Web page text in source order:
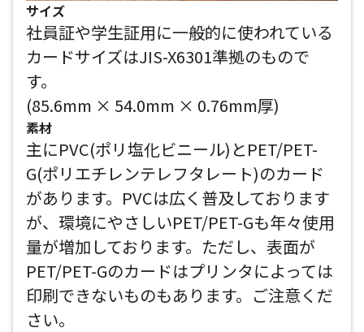
サイズ
社員証や学生証用に一般的に使われている
カードサイズはJIS-X6301準拠のもので
す。
(85.6mm × 54.0mm × 0.76mm厚)
素材
主にPVC(ポリ塩化ビニール)とPET/PET-
G(ポリエチレンテレフタレート)のカード
があります。PVCは広く普及しております
が、環境にやさしいPET/PET-Gも年々使用
量が増加しております。ただし、表面が
PET/PET-Gのカードはプリンタによっては
印刷できないものもあります。ご注意くだ
さい。